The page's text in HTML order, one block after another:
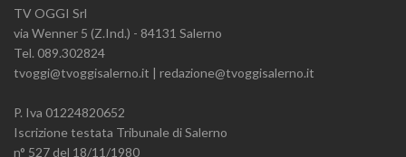
TV OGGI Srl
via Wenner 5 (Z.Ind.) - 84131 Salerno
Tel. 089.302824
tvoggi@tvoggisalerno.it | redazione@tvoggisalerno.it
P. Iva 01224820652
Iscrizione testata Tribunale di Salerno
n° 527 del 18/11/1980